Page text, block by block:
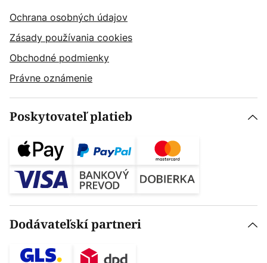
Ochrana osobných údajov
Zásady používania cookies
Obchodné podmienky
Právne oznámenie
Poskytovateľ platieb
Dodávateľskí partneri